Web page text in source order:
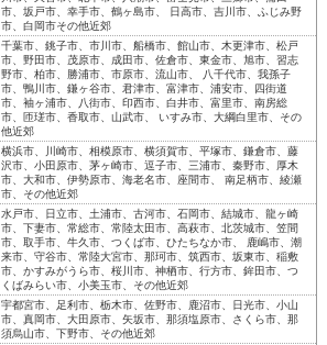
市、坂戸市、幸手市、鶴ヶ島市、 日高市、吉川市、ふじみ野
市、白岡市その他近郊
千葉市、銚子市、市川市、船橋市、館山市、木更津市、松戸
市、野田市、茂原市、成田市、佐倉市、東金市、旭市、習志
野市、柏市、勝浦市、市原市、流山市、 八千代市、我孫子
市、鴨川市、鎌ヶ谷市、君津市、富津市、浦安市、四街道
市、袖ヶ浦市、八街市、印西市、白井市、富里市、南房総
市、匝瑳市、香取市、山武市、 いすみ市、大綱白里市、その
他近郊
横浜市、川崎市、相模原市、横須賀市、平塚市、鎌倉市、藤
沢市、小田原市、茅ヶ崎市、逗子市、三浦市、秦野市、厚木
市、大和市、伊勢原市、海老名市、座間市、 南足柄市、綾瀬
市、その他近郊
水戸市、日立市、土浦市、古河市、石岡市、結城市、龍ヶ崎
市、下妻市、常総市、常陸太田市、高萩市、北茨城市、笠間
市、取手市、牛久市、つくば市、ひたちなか市、 鹿嶋市、潮
来市、守谷市、常陸大宮市、那珂市、筑西市、坂東市、稲敷
市、かすみがうら市、桜川市、神栖市、行方市、鉾田市、つ
くばみらい市、小美玉市、その他近郊
宇都宮市、足利市、栃木市、佐野市、鹿沼市、日光市、小山
市、真岡市、大田原市、矢坂市、那須塩原市、さくら市、那
須烏山市、下野市、その他近郊